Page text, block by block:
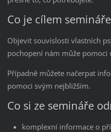
Co je cílem
Objevit souvislosti vlastních
pochopení nám může pomoci
Případně můžete načerpat
pomoci svým nejbližším.
Co si ze semináře
komplexní informace o